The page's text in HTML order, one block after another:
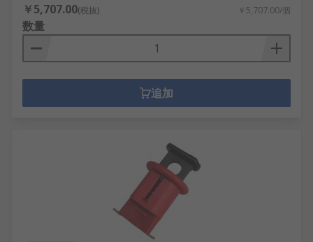
￥5,707.00(税抜) ￥5,707.00/個
数量
追加